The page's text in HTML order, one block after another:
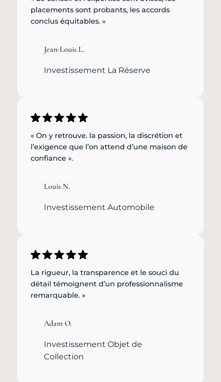
placements sont probants, les accords
conclus équitables. »
Jean-Louis L.
Investissement La Réserve
« On y retrouve. la passion, la discrétion et
l’exigence que l’on attend d’une maison de
confiance ».
Louis N.
Investissement Automobile
La rigueur, la transparence et le souci du
détail témoignent d’un professionnalisme
remarquable. »
Adam O.
Investissement Objet de
Collection